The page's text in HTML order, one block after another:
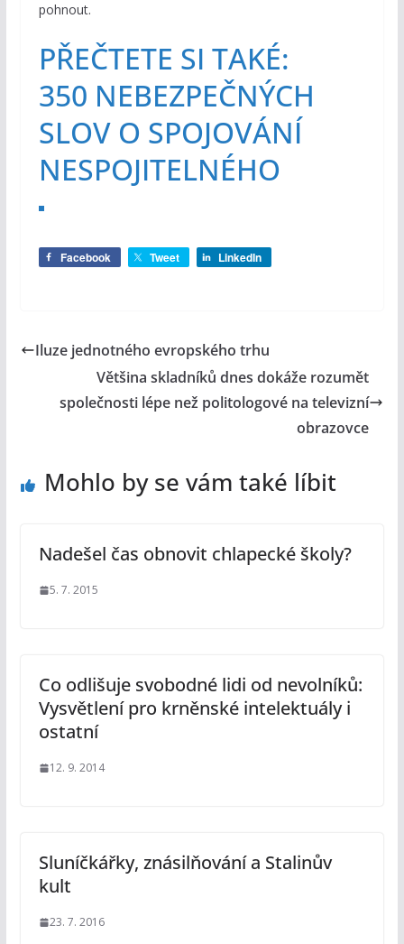
pohnout.
PŘEČTETE SI TAKÉ:
350 NEBEZPEČNÝCH
SLOV O SPOJOVÁNÍ
NESPOJITELNÉHO
Facebook Tweet LinkedIn
Iluze jednotného evropského trhu
Většina skladníků dnes dokáže rozumět
společnosti lépe než politologové na televizní
obrazovce
Mohlo by se vám také líbit
Nadešel čas obnovit chlapecké školy?
5. 7. 2015
Co odlišuje svobodné lidi od nevolníků:
Vysvětlení pro krněnské intelektuály i
ostatní
12. 9. 2014
Sluníčkářky, znásilňování a Stalinův
kult
23. 7. 2016